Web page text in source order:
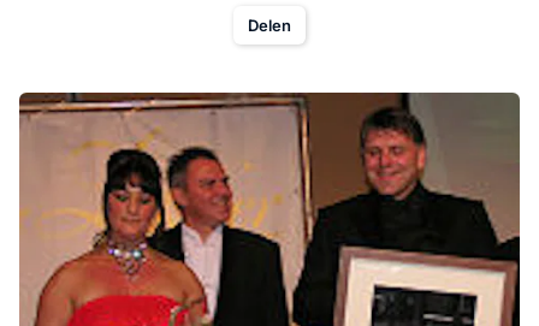
Delen